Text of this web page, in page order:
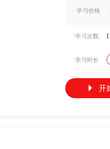
学习价格
学习次数
学习时长
 开